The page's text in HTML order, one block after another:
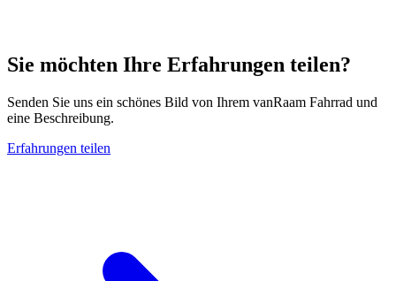
Sie möchten Ihre Erfahrungen teilen?
Senden Sie uns ein schönes Bild von Ihrem vanRaam Fahrrad und
eine Beschreibung.
Erfahrungen teilen